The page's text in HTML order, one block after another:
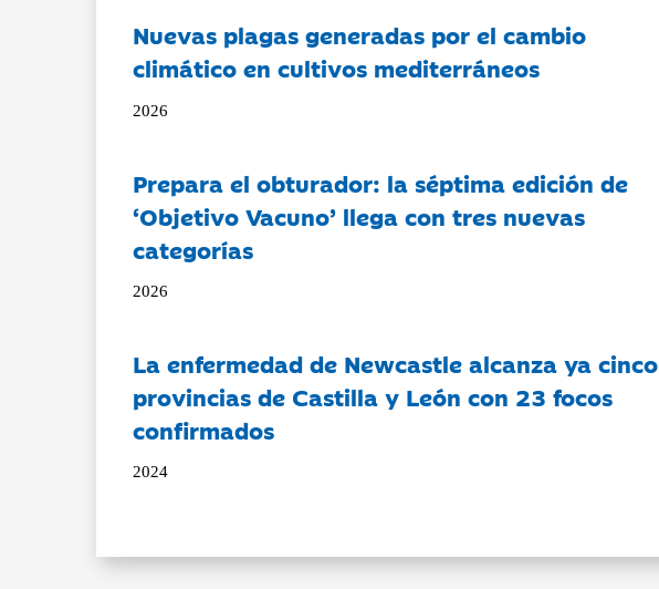
Nuevas plagas generadas por el cambio
climático en cultivos mediterráneos
2026
Prepara el obturador: la séptima edición de
‘Objetivo Vacuno’ llega con tres nuevas
categorías
2026
La enfermedad de Newcastle alcanza ya cinco
provincias de Castilla y León con 23 focos
confirmados
2024